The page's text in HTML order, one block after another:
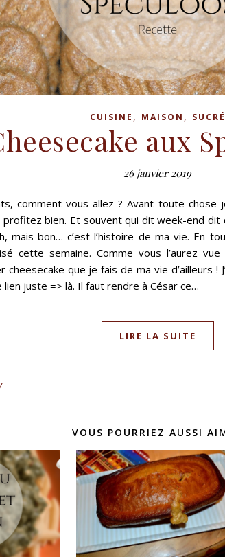
CUISINE , MAISON , SUCRÉ
aux
26 janvier 2019
comment vous allez ? Avant toute chose
profitez bien. Et souvent qui dit week-end
mais bon… c’est l’histoire de ma vie. En
cette semaine. Comme vous l’aurez
cheesecake que je fais de ma vie d’ailleurs
juste => là. Il faut rendre à César ce…
LIRE LA SUITE
VOUS POURRIEZ AUSSI